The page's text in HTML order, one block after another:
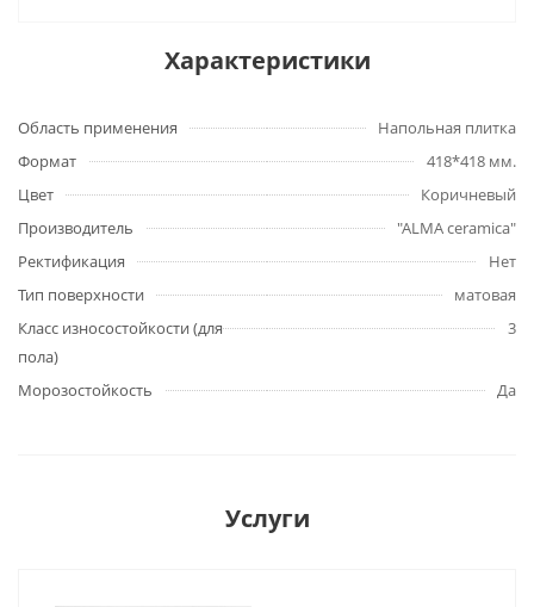
Характеристики
Область применения
Напольная плитка
Формат
418*418 мм.
Цвет
Коричневый
Производитель
"ALMA ceramica"
Ректификация
Нет
Тип поверхности
матовая
Класс износостойкости (для
пола)
3
Морозостойкость Да
Услуги